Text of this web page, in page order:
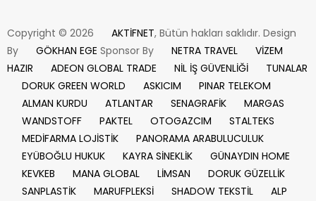
Copyright © 2026 AKTİFNET, Bütün hakları saklıdır. Design
By
GÖKHAN EGE Sponsor By NETRA TRAVEL
VİZEM
HAZIR
ADEON GLOBAL TRADE NİL İŞ GÜVENLİĞİ
TUNALAR
DORUK GREEN WORLD
ASKICIM
PINAR TELEKOM
ALMAN KURDU
ATLANTAR SENAGRAFİK
MARGAS
WANDSTOFF
PAKTEL OTOGAZCIM
STALTEKS
MEDİFARMA LOJİSTİK
PANORAMA ARABULUCULUK
EYÜBOĞLU HUKUK
KAYRA SİNEKLİK
GÜNAYDIN HOME
KEVKEB
MANA GLOBAL LİMSAN
DORUK GÜZELLİK
SANPLASTİK
MARUFPLEKSİ SHADOW TEKSTİL
ALP